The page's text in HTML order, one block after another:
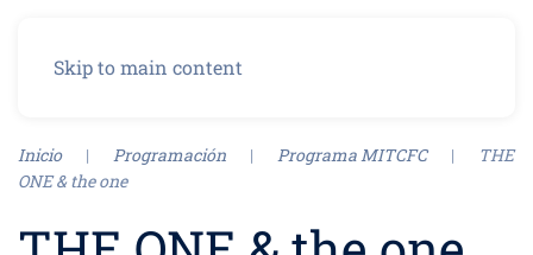
Skip to main content
Inicio Programación Programa MITCFC
THE
ONE & the one